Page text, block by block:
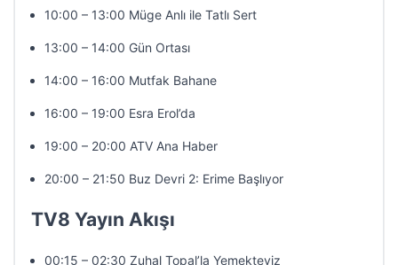
10:00 – 13:00 Müge Anlı ile Tatlı Sert
13:00 – 14:00 Gün Ortası
14:00 – 16:00 Mutfak Bahane
16:00 – 19:00 Esra Erol’da
19:00 – 20:00 ATV Ana Haber
20:00 – 21:50 Buz Devri 2: Erime Başlıyor
TV8 Yayın Akışı
00:15 – 02:30 Zuhal Topal’la Yemekteyiz